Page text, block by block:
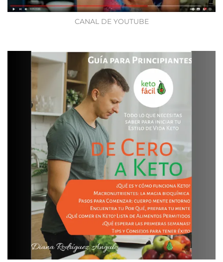
CANAL DE YOUTUBE